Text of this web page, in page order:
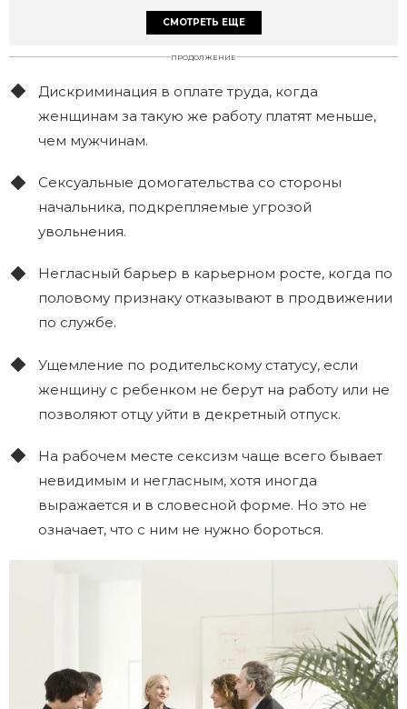
СМОТРЕТЬ ЕЩЕ
ПРОДОЛЖЕНИЕ
Дискриминация в оплате труда, когда
женщинам за такую же работу платят меньше,
чем мужчинам.
Сексуальные домогательства со стороны
начальника, подкрепляемые угрозой
увольнения.
Негласный барьер в карьерном росте, когда по
половому признаку отказывают в продвижении
по службе.
Ущемление по родительскому статусу, если
женщину с ребенком не берут на работу или не
позволяют отцу уйти в декретный отпуск.
На рабочем месте сексизм чаще всего бывает
невидимым и негласным, хотя иногда
выражается и в словесной форме. Но это не
означает, что с ним не нужно бороться.